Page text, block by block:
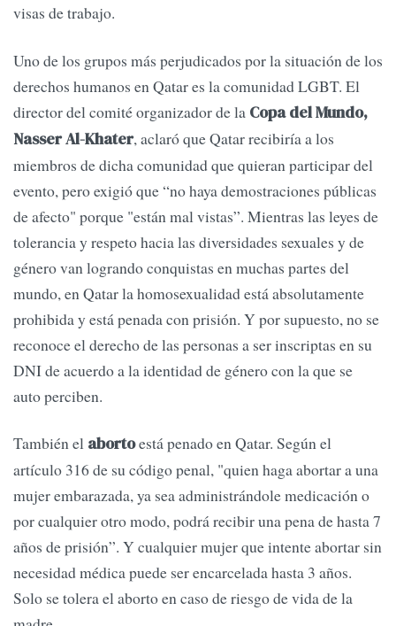
visas de trabajo.
Uno de los grupos más perjudicados por la situación de los
derechos humanos en Qatar es la comunidad LGBT. El
director del comité organizador de la Copa del Mundo,
Nasser Al-Khater, aclaró que Qatar recibiría a los
miembros de dicha comunidad que quieran participar del
evento, pero exigió que “no haya demostraciones públicas
de afecto" porque "están mal vistas”. Mientras las leyes de
tolerancia y respeto hacia las diversidades sexuales y de
género van logrando conquistas en muchas partes del
mundo, en Qatar la homosexualidad está absolutamente
prohibida y está penada con prisión. Y por supuesto, no se
reconoce el derecho de las personas a ser inscriptas en su
DNI de acuerdo a la identidad de género con la que se
auto perciben.
También el abortoestá penado en Qatar. Según el
artículo 316 de su código penal, "quien haga abortar a una
mujer embarazada, ya sea administrándole medicación o
por cualquier otro modo, podrá recibir una pena de hasta 7
años de prisión”. Y cualquier mujer que intente abortar sin
necesidad médica puede ser encarcelada hasta 3 años.
Solo se tolera el aborto en caso de riesgo de vida de la